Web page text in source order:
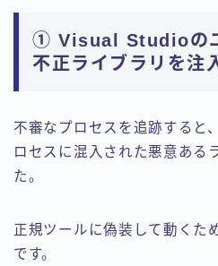
① Visual Studioの
不正ライブラリを注
不審なプロセスを追跡すると
ロセスに混入された悪意ある
た。
正規ツールに偽装して動くた
です。